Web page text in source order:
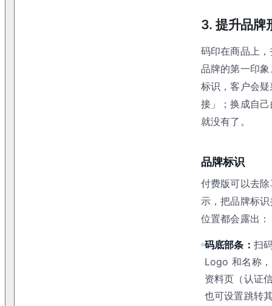
3. 提升品牌
码印在商品上
品牌的第一印
标识，客户会
接」；换成自
就没有了。
品牌标识
付费版可以去
示，把品牌标
位置都会露出：
码底部条：扫
Logo 和名称
资料页（认证
也可设置跳转